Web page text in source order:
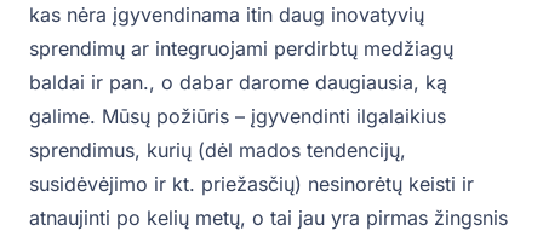
kas nėra įgyvendinama itin daug inovatyvių
sprendimų ar integruojami perdirbtų medžiagų
baldai ir pan., o dabar darome daugiausia, ką
galime. Mūsų požiūris – įgyvendinti ilgalaikius
sprendimus, kurių (dėl mados tendencijų,
susidėvėjimo ir kt. priežasčių) nesinorėtų keisti ir
atnaujinti po kelių metų, o tai jau yra pirmas žingsnis